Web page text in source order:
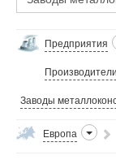
продукции и...
Предприятия
Заводы
Европа